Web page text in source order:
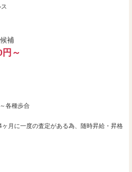
補
～
各種歩合
月に一度の査定がある為、随時昇給・昇格